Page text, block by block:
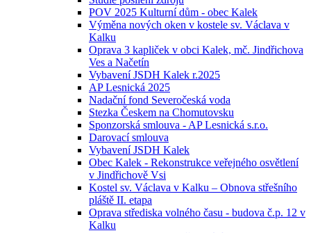
POV 2025 Kulturní dům - obec Kalek
Výměna nových oken v kostele sv. Václava v
Kalku
Oprava 3 kapliček v obci Kalek, mč. Jindřichova
Ves a Načetín
Vybavení JSDH Kalek r.2025
AP Lesnická 2025
Nadační fond Severočeská voda
Stezka Českem na Chomutovsku
Sponzorská smlouva - AP Lesnická s.r.o.
Darovací smlouva
Vybavení JSDH Kalek
Obec Kalek - Rekonstrukce veřejného osvětlení
v Jindřichově Vsi
Kostel sv. Václava v Kalku – Obnova střešního
pláště II. etapa
Oprava střediska volného času - budova č.p. 12 v
Kalku